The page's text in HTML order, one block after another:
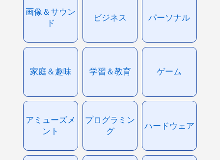
画像＆サウン
ド
ビジネス パーソナル
家庭＆趣味 学習＆教育 ゲーム
アミューズメ
ント
プログラミン
グ
ハードウェア